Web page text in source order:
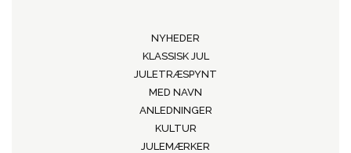
NYHEDER
KLASSISK JUL
JULETRÆSPYNT
MED NAVN
ANLEDNINGER
KULTUR
JULEMÆRKER